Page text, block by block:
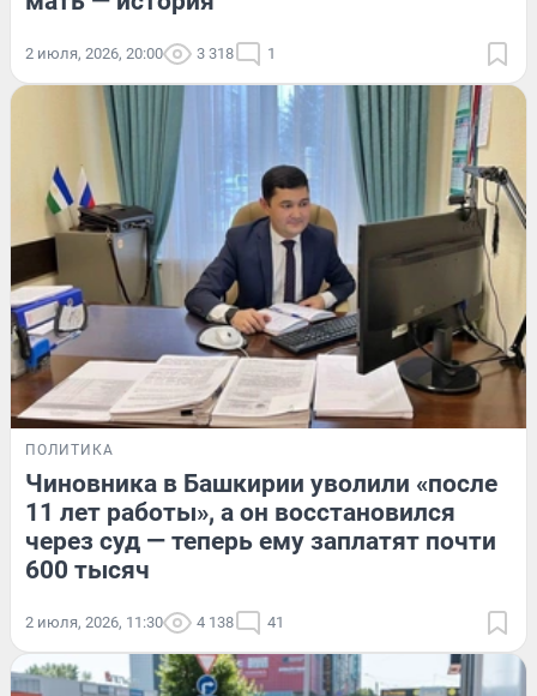
2 июля, 2026, 20:00 3 318 1
ПОЛИТИКА
Чиновника в Башкирии уволили «после
11 лет работы», а он восстановился
через суд — теперь ему заплатят почти
600 тысяч
2 июля, 2026, 11:30 4 138 41